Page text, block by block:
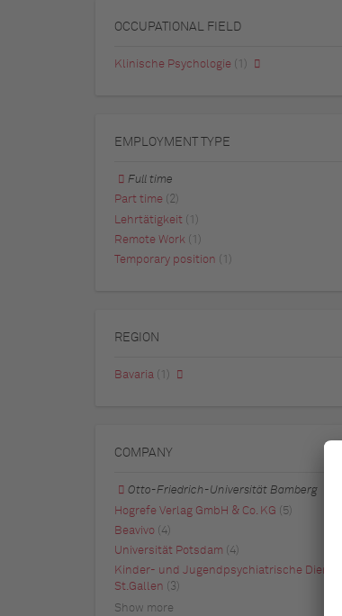
OCCUPATIONAL FIELD
Klinische Psychologie (1)
EMPLOYMENT TYPE
Full time
Part time
(2)
Lehrtätigkeit (1)
Remote Work (1)
Temporary position (1)
REGION
Bavaria (1)
COMPANY
Otto-Friedrich-Universität Bamberg
Hogrefe Verlag GmbH & Co. KG (5)
Beavivo (4)
Universität Potsdam (4)
Kinder- und Jugendpsychiatrische Dienste
St.Gallen
(3)
Show more